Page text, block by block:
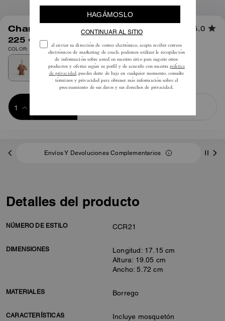
Charm Floppy En Shearling 5.0
225 €
COLOR: Latón/múltiple
Envíos Y Devoluciones Complementarios
Detalles del producto
NÚMERO DE ESTILO CCR21
DIMENSIONES
Longitud: 17.15 cm
Altura: 19.05 cm
Ancho: 5.72 cm
MATERIALES Borrego
CARACTERÍSTICAS Incluye mosquetón